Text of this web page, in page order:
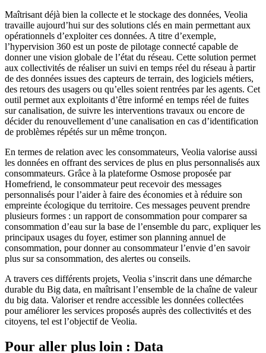
Maîtrisant déjà bien la collecte et le stockage des données, Veolia
travaille aujourd’hui sur des solutions clés en main permettant aux
opérationnels d’exploiter ces données. A titre d’exemple,
l’hypervision 360 est un poste de pilotage connecté capable de
donner une vision globale de l’état du réseau. Cette solution permet
aux collectivités de réaliser un suivi en temps réel du réseau à partir
de des données issues des capteurs de terrain, des logiciels métiers,
des retours des usagers ou qu’elles soient rentrées par les agents. Cet
outil permet aux exploitants d’être informé en temps réel de fuites
sur canalisation, de suivre les interventions travaux ou encore de
décider du renouvellement d’une canalisation en cas d’identification
de problèmes répétés sur un même tronçon.
En termes de relation avec les consommateurs, Veolia valorise aussi
les données en offrant des services de plus en plus personnalisés aux
consommateurs. Grâce à la plateforme Osmose proposée par
Homefriend, le consommateur peut recevoir des messages
personnalisés pour l’aider à faire des économies et à réduire son
empreinte écologique du territoire. Ces messages peuvent prendre
plusieurs formes : un rapport de consommation pour comparer sa
consommation d’eau sur la base de l’ensemble du parc, expliquer les
principaux usages du foyer, estimer son planning annuel de
consommation, pour donner au consommateur l’envie d’en savoir
plus sur sa consommation, des alertes ou conseils.
A travers ces différents projets, Veolia s’inscrit dans une démarche
durable du Big data, en maîtrisant l’ensemble de la chaîne de valeur
du big data. Valoriser et rendre accessible les données collectées
pour améliorer les services proposés auprès des collectivités et des
citoyens, tel est l’objectif de Veolia.
Pour aller plus loin : Data